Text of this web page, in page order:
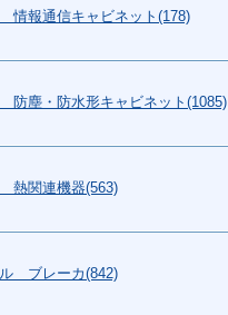
情報通信キャビネット(178)
防塵・防水形キャビネット(1085)
熱関連機器(563)
ブレーカ(842)